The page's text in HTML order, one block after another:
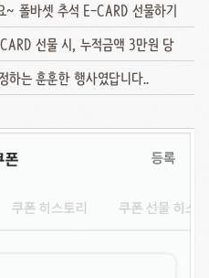
~ 폴바셋 추석 E-CARD 선물하기
선물 시, 누적금액 3만원 당
하는 훈훈한 행사였답니다..